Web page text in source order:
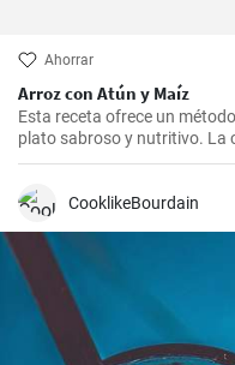
Ahorrar
Arroz con Atún y Maíz
Esta receta ofrece un
plato sabroso y nutritivo. La
excelente manera de
CooklikeBourdain